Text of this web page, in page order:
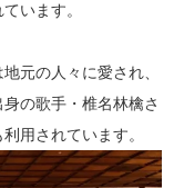
います。
元の人々に愛され、
の歌手・椎名林檎さ
用されています。